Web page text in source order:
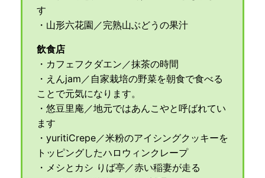
す
・山形六花園／完熟山ぶどうの果汁
飲食店
・カフェフクダエン／抹茶の時間
・えんjam／自家栽培の野菜を朝食で食べる
ことで元気になります。
・悠豆里庵／地元ではあんこやと呼ばれてい
ます
・yuritiCrepe／米粉のアイシングクッキーを
トッピングしたハロウィンクレープ
・メシとカシ りば亭／赤い稲妻が走る